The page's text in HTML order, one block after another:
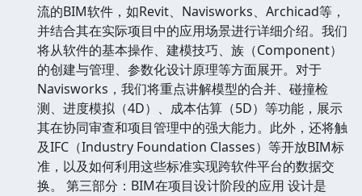
流的BIM软件，如Revit、Navisworks、Archicad等，
并结合其在实际项目中的应用场景进行详细介绍。我们
将从软件的基本操作、建模技巧、族（Component）
的创建与管理、参数化设计原理等方面展开。对于
Navisworks，我们将重点讲解模型的合并、碰撞检
测、进度模拟（4D）、成本估算（5D）等功能，展示
其在协同审查和项目管理中的强大能力。此外，还将触
及IFC（Industry Foundation Classes）等开放BIM标
准，以及如何利用这些标准实现跨软件平台的数据交
换。 第三部分：BIM在项目设计阶段的应用 设计是